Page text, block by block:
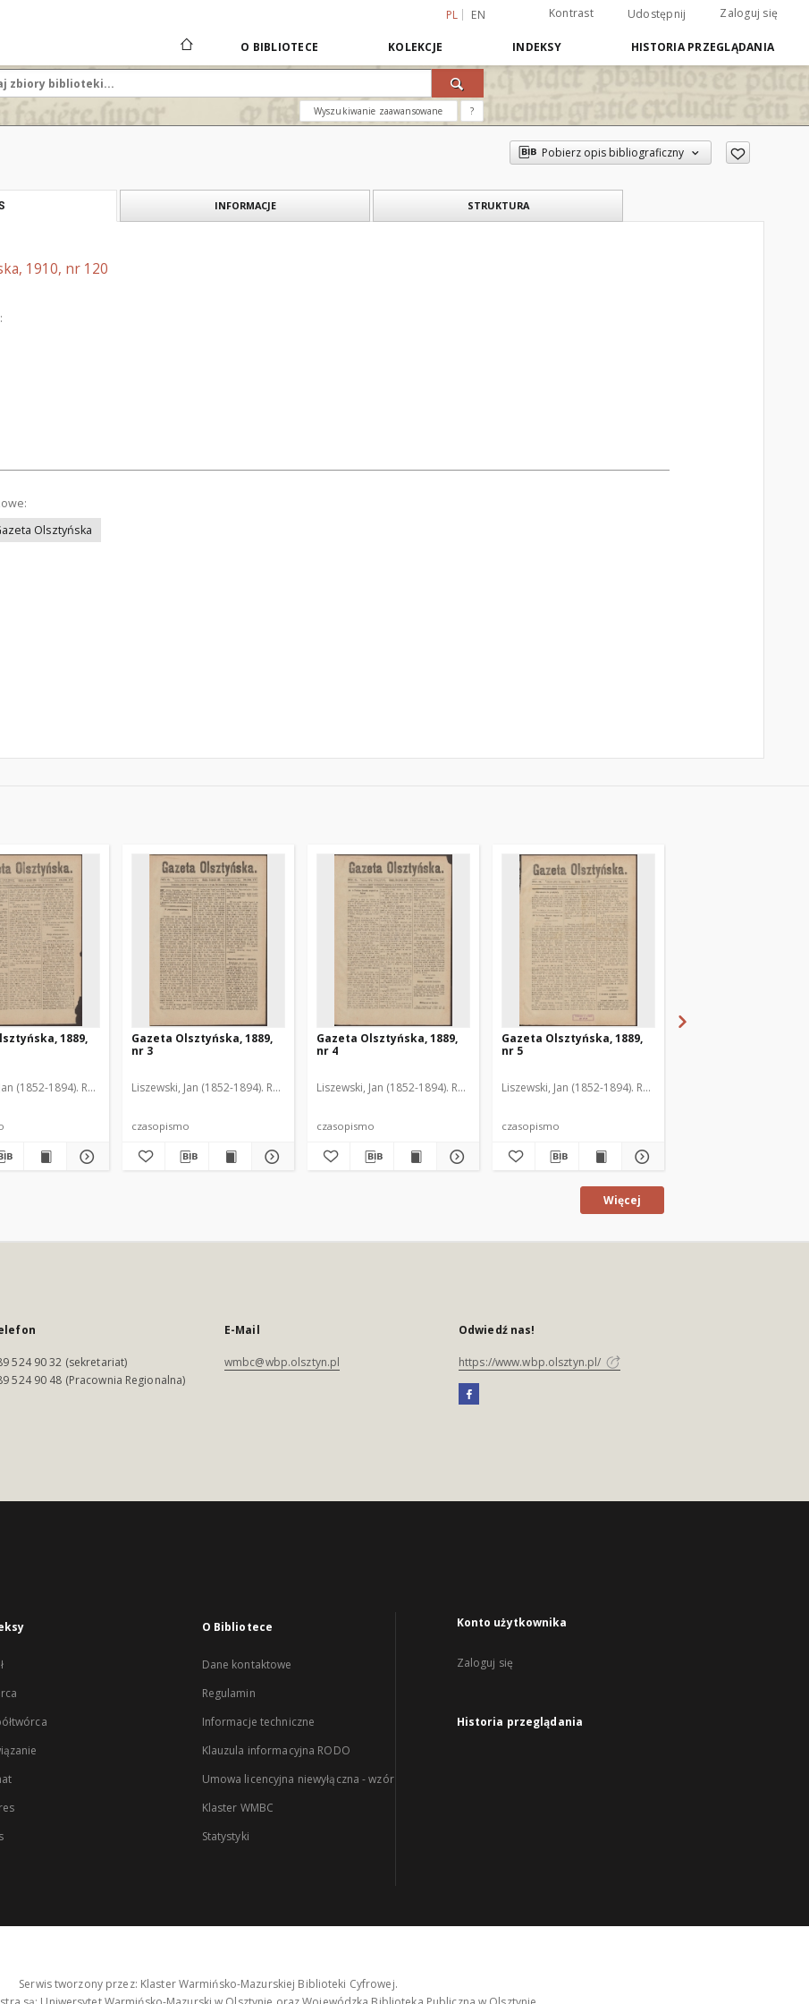
PL EN Kontrast Udostępnij Zaloguj się
O BIBLIOTECE KOLEKCJE INDEKSY HISTORIA PRZEGLĄDANIA
Wyszukiwanie zaawansowane ?
Pobierz opis bibliograficzny
INFORMACJE STRUKTURA
1910, nr 120
Olsztyńska
1889,
(1852-1894). Red.
Gazeta Olsztyńska, 1889,
nr 3
Liszewski, Jan (1852-1894). Red.
czasopismo
Gazeta Olsztyńska, 1889,
nr 4
Liszewski, Jan (1852-1894). Red.
czasopismo
Gazeta Olsztyńska, 1889,
nr 5
Liszewski, Jan (1852-1894). Red.
czasopismo
Więcej
524 90 32 (sekretariat)
524 90 48 (Pracownia Regionalna)
E-Mail
wmbc@wbp.olsztyn.pl
Odwiedź nas!
https://www.wbp.olsztyn.pl/
O Bibliotece
Dane kontaktowe
Regulamin
Informacje techniczne
Klauzula informacyjna RODO
Umowa licencyjna niewyłączna - wzór
Klaster WMBC
Statystyki
Konto użytkownika
Zaloguj się
Historia przeglądania
Serwis tworzony przez: Klaster Warmińsko-Mazurskiej Biblioteki Cyfrowej.